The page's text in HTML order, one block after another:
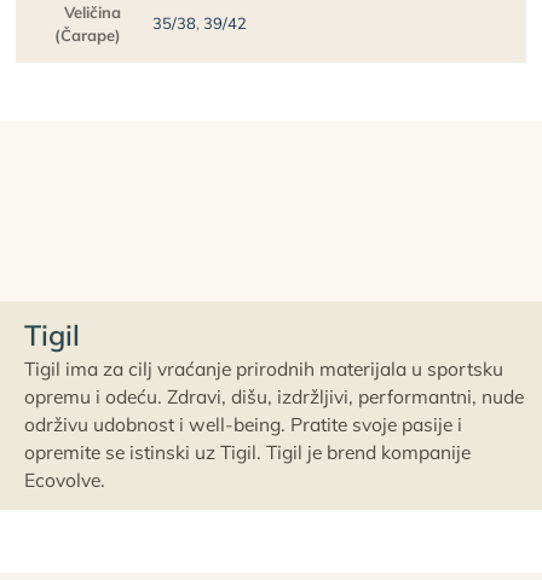
Veličina
(Čarape)
35/38, 39/42
Tigil
Tigil ima za cilj vraćanje prirodnih materijala u sportsku
opremu i odeću. Zdravi, dišu, izdržljivi, performantni, nude
održivu udobnost i well-being. Pratite svoje pasije i
opremite se istinski uz Tigil. Tigil je brend kompanije
Ecovolve.